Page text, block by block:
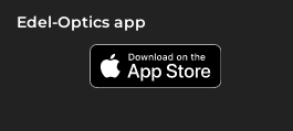
Edel-Optics app